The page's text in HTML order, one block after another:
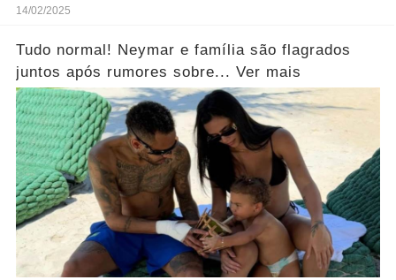
14/02/2025
Tudo normal! Neymar e família são flagrados
juntos após rumores sobre... Ver mais